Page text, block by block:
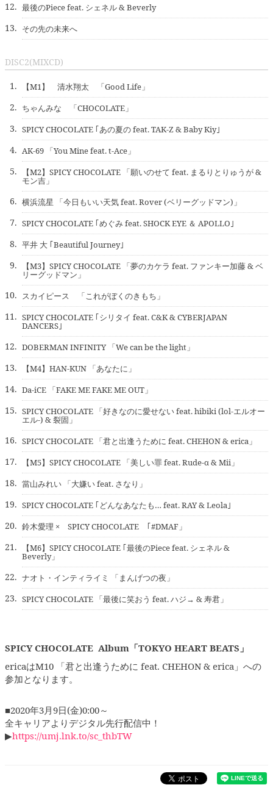
12. 最後のPiece feat. シェネル & Beverly
13. その先の未来へ
DISC2(MIXCD)
1. 【M1】 清水翔太 「Good Life」
2. ちゃんみな 「CHOCOLATE」
3. SPICY CHOCOLATE ｢あの夏の feat. TAK-Z & Baby Kiy｣
4. AK-69 「You Mine feat. t-Ace」
5. 【M2】SPICY CHOCOLATE 「願いのせて feat. まるりとりゅうが &
モン吉」
6. 横浜流星 「今日もいい天気 feat. Rover (ベリーグッドマン)」
7. SPICY CHOCOLATE ｢めぐみ feat. SHOCK EYE ＆ APOLLO｣
8. 平井 大 ｢Beautiful Journey｣
9. 【M3】SPICY CHOCOLATE 「夢のカケラ feat. ファンキー加藤 & ベ
リーグッドマン」
10. スカイピース 「これがぼくのきもち」
11. SPICY CHOCOLATE ｢シリタイ feat. C&K & CYBERJAPAN
DANCERS｣
12. DOBERMAN INFINITY 「We can be the light」
13. 【M4】HAN-KUN 「あなたに」
14. Da-iCE 「FAKE ME FAKE ME OUT」
15. SPICY CHOCOLATE 「好きなのに愛せない feat. hibiki (lol-エルオー
エル-) & 裂固」
16. SPICY CHOCOLATE 「君と出逢うために feat. CHEHON & erica」
17. 【M5】SPICY CHOCOLATE 「美しい罪 feat. Rude-α & Mii」
18. 當山みれい 「大嫌い feat. さなり」
19. SPICY CHOCOLATE ｢どんなあなたも… feat. RAY & Leola｣
20. 鈴木愛理 × SPICY CHOCOLATE ｢#DMAF」
21. 【M6】SPICY CHOCOLATE ｢最後のPiece feat. シェネル &
Beverly」
22. ナオト・インティライミ 「まんげつの夜」
23. SPICY CHOCOLATE 「最後に笑おう feat. ハジ→ & 寿君」
SPICY CHOCOLATE Album 「TOKYO HEART BEATS」
ericaはM10 「君と出逢うために feat. CHEHON & erica」への
参加となります。
■2020年3月9日(金)0:00～
全キャリアよりデジタル先行配信中！
▶https://umj.lnk.to/sc_thbTW